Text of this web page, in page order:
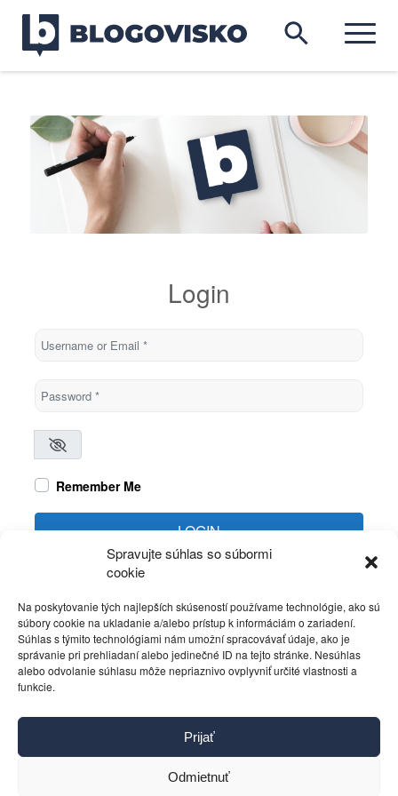
Spravujte súhlas so súbormi
cookie
Na poskytovanie tých najlepších skúseností používame technológie, ako sú
súbory cookie na ukladanie a/alebo prístup k informáciám o zariadení.
Súhlas s týmito technológiami nám umožní spracovávať údaje, ako je
správanie pri prehliadaní alebo jedinečné ID na tejto stránke. Nesúhlas
alebo odvolanie súhlasu môže nepriaznivo ovplyvniť určité vlastnosti a
funkcie.
Prijať
Odmietnuť
Login
Username or Email
Password*
Remember Me
LOGIN
Kontakt
Pravidlá používania